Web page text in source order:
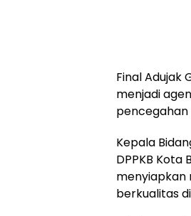
Final Adujak
menjadi
pencegahan
Kepala
DPPKB Kota
menyiapkan
berkualitas